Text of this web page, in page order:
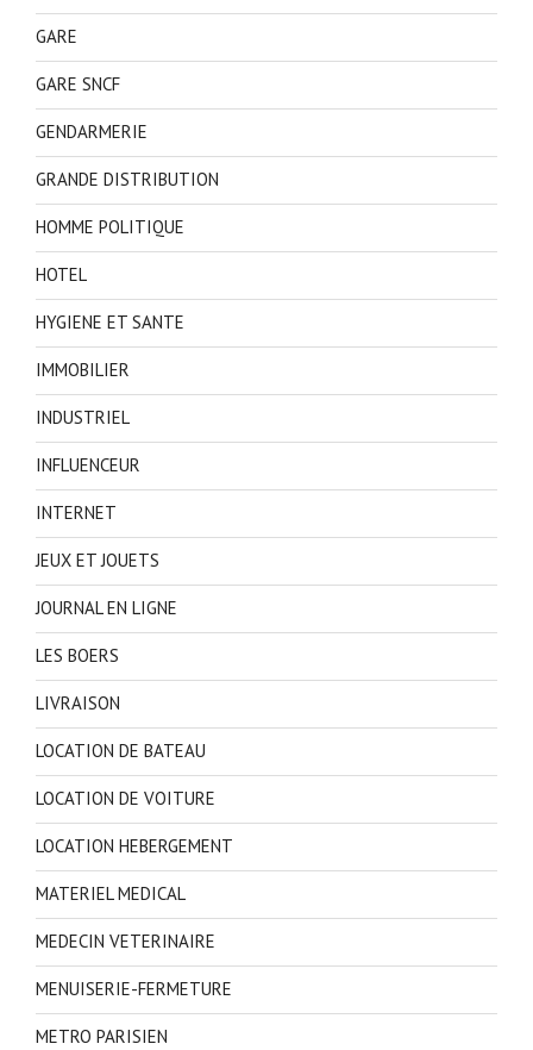
GARE
GARE SNCF
GENDARMERIE
GRANDE DISTRIBUTION
HOMME POLITIQUE
HOTEL
HYGIENE ET SANTE
IMMOBILIER
INDUSTRIEL
INFLUENCEUR
INTERNET
JEUX ET JOUETS
JOURNAL EN LIGNE
LES BOERS
LIVRAISON
LOCATION DE BATEAU
LOCATION DE VOITURE
LOCATION HEBERGEMENT
MATERIEL MEDICAL
MEDECIN VETERINAIRE
MENUISERIE-FERMETURE
METRO PARISIEN